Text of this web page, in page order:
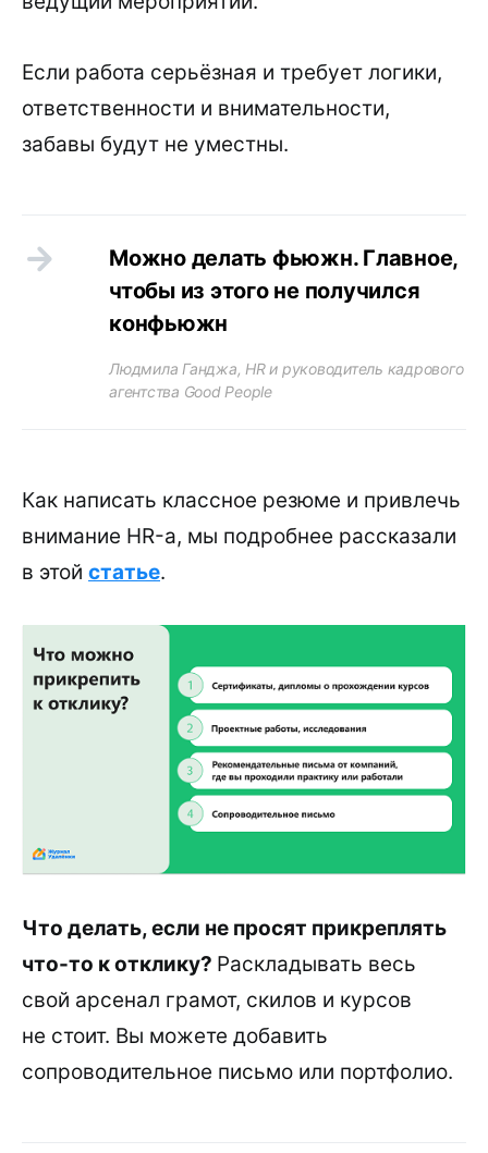
Если работа серьёзная и требует логики,
ответственности и внимательности,
забавы будут не уместны.
Можно делать фьюжн. Главное,
чтобы из этого не получился
конфьюжн
Людмила Ганджа, HR и руководитель кадрового
агентства Good People
Как написать классное резюме и привлечь
внимание HR-а, мы подробнее рассказали
в этой статье.
Что делать, если не просят прикреплять
что-то к отклику? Раскладывать весь
свой арсенал грамот, скилов и курсов
не стоит. Вы можете добавить
сопроводительное письмо или портфолио.